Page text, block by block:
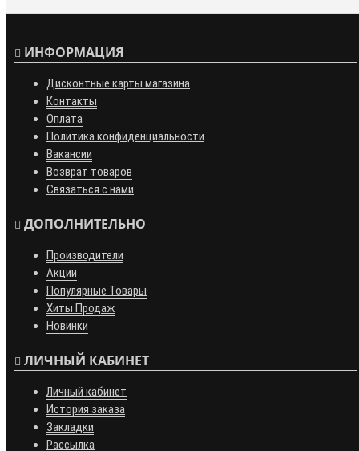
ИНФОРМАЦИЯ
Дисконтные карты магазина
Контакты
Оплата
Политика конфиденциальности
Вакансии
Возврат товаров
Связаться с нами
ДОПОЛНИТЕЛЬНО
Производители
Акции
Популярные Товары
Хиты Продаж
Новинки
ЛИЧНЫЙ КАБИНЕТ
Личный кабинет
История заказа
Закладки
Рассылка